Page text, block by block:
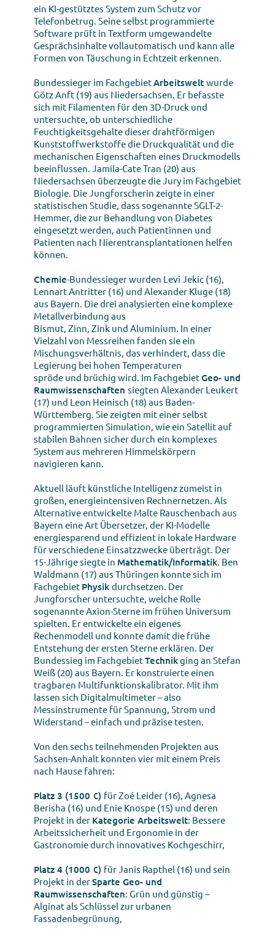
ein KI-gestütztes System zum Schutz vor
Telefonbetrug. Seine selbst programmierte
Software prüft in Textform umgewandelte
Gesprächsinhalte vollautomatisch und kann alle
Formen von Täuschung in Echtzeit erkennen.
Bundessieger im FachgebietArbeitswelt wurde
Götz Anft (19) aus Niedersachsen. Er befasste
sich mit Filamenten für den 3D-Druck und
untersuchte, ob unterschiedliche
Feuchtigkeitsgehalte dieser drahtförmigen
Kunststoffwerkstoffe die Druckqualität und die
mechanischen Eigenschaften eines Druckmodells
beeinflussen. Jamila-Cate Tran (20) aus
Niedersachsen überzeugte die Jury im Fachgebiet
Biologie. Die Jungforscherin zeigte in einer
statistischen Studie, dass sogenannte SGLT-2-
Hemmer, die zur Behandlung von Diabetes
eingesetzt werden, auch Patientinnen und
Patienten nach Nierentransplantationen helfen
können.
Chemie-Bundessieger wurden Levi Jekic (16),
Lennart Antritter (16) und Alexander Kluge (18)
aus Bayern. Die drei analysierten eine komplexe
Metallverbindung aus
Bismut, Zinn, Zink und Aluminium. In einer
Vielzahl von Messreihen fanden sie ein
Mischungsverhältnis, das verhindert, dass die
Legierung bei hohen Temperaturen
spröde und brüchig wird. Im FachgebietGeo- und
Raumwissenschaften siegten Alexander Leukert
(17) und Leon Heinisch (18) aus Baden-
Württemberg. Sie zeigten mit einer selbst
programmierten Simulation, wie ein Satellit auf
stabilen Bahnen sicher durch ein komplexes
System aus mehreren Himmelskörpern
navigieren kann.
Aktuell läuft künstliche Intelligenz zumeist in
großen, energieintensiven Rechnernetzen. Als
Alternative entwickelte Malte Rauschenbach aus
Bayern eine Art Übersetzer, der KI-Modelle
energiesparend und effizient in lokale Hardware
für verschiedene Einsatzzwecke überträgt. Der
15-Jährige siegte in Mathematik/Informatik . Ben
Waldmann (17) aus Thüringen konnte sich im
Fachgebiet Physik durchsetzen. Der
Jungforscher untersuchte, welche Rolle
sogenannte Axion-Sterne im frühen Universum
spielten. Er entwickelte ein eigenes
Rechenmodell und konnte damit die frühe
Entstehung der ersten Sterne erklären. Der
Bundessieg im FachgebietTechnikging an Stefan
Weiß (20) aus Bayern. Er konstruierte einen
tragbaren Multifunktionskalibrator. Mit ihm
lassen sich Digitalmultimeter – also
Messinstrumente für Spannung, Strom und
Widerstand – einfach und präzise testen.
Von den sechs teilnehmenden Projekten aus
Sachsen-Anhalt konnten vier mit einem Preis
nach Hause fahren:
Platz 3 (1500 €) für Zoé Leider (16), Agnesa
Berisha (16) und Enie Knospe (15) und deren
Projekt in der Kategorie Arbeitswelt: Bessere
Arbeitssicherheit und Ergonomie in der
Gastronomie durch innovatives Kochgeschirr,
Platz 4 (1000 €) für Janis Rapthel (16) und sein
Projekt in derSparte Geo- und
Raumwissenschaften: Grün und günstig –
Alginat als Schlüssel zur urbanen
Fassadenbegrünung,